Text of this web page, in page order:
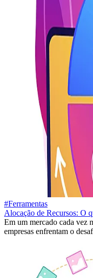
#Ferramentas
Alocação de Recursos: O
Em um mercado cada vez
empresas enfrentam o